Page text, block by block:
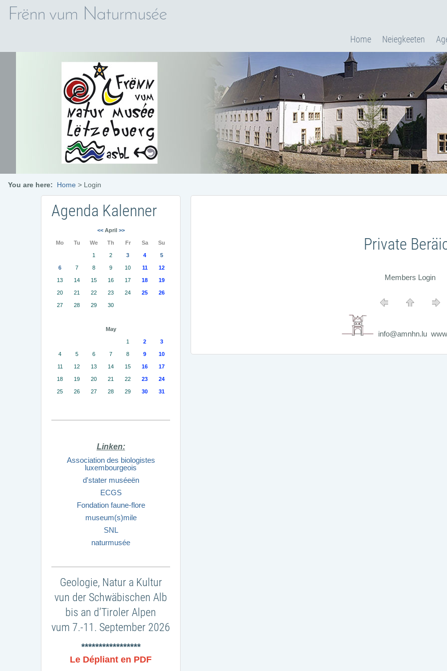
Frënn vum Naturmusée
Home Neiegkeeten
You are here: Home > Login
Private
Members Login
info@amnhn.lu
Agenda Kalenner
<<April >>
Mo Tu We Th Fr Sa Su
1 2 3 4 5
6 7 8 9 10 11 12
13 14 15 16 17 18 19
20 21 22 23 24 25 26
27 28 29 30
May
1 2 3
4 5 6 7 8 9 10
11 12 13 14 15 16 17
18 19 20 21 22 23 24
25 26 27 28 29 30 31
Linken:
Association des biologistes
luxembourgeois
d'stater muséeën
ECGS
Fondation faune-flore
museum(s)mile
SNL
naturmusée
Geologie, Natur a Kultur
vun der Schwäbischen Alb
bis an d’Tiroler Alpen
vum 7.-11. September 2026
*****************
Le Dépliant en PDF